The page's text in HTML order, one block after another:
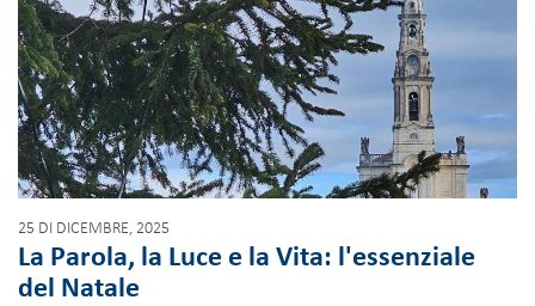
25 DI DICEMBRE, 2025
La Parola, la Luce e la Vita: l'essenziale
del Natale